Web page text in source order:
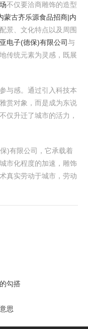
不仅要洽商雕饰的造型
蒙古齐乐源食品招商|内
景、文化特点以及周围
电子(德保)有限公司与
传统元素为灵感，既展
与感。通过引入科技本
赏对象，而是成为东说
仅升迁了城市的活力，
)有限公司，它承载着
市化程度的加速，雕饰
真实劳动于城市，劳动
勾搭
思